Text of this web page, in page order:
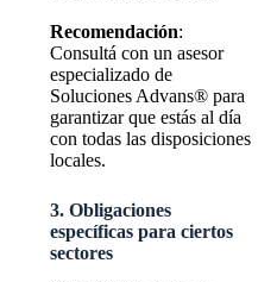
Recomendación:
Consultá con un asesor
especializado de
Soluciones Advans® para
garantizar que estás al día
con todas las disposiciones
locales.
3. Obligaciones
específicas para ciertos
sectores